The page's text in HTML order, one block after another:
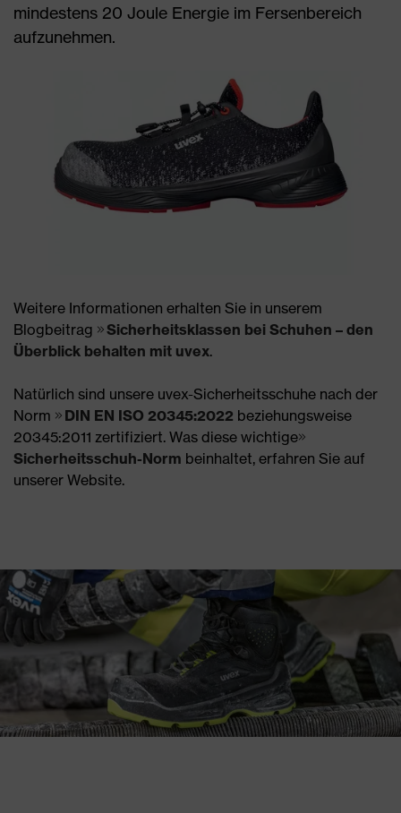
mindestens 20 Joule Energie im Fersenbereich
aufzunehmen.
Weitere Informationen erhalten Sie in unserem
Blogbeitrag
Sicherheitsklassen bei Schuhen – den
Überblick behalten mit uvex.
Natürlich sind unsere uvex-Sicherheitsschuhe nach der
Norm
DIN EN ISO 20345:2022 beziehungsweise
20345:2011 zertifiziert. Was diese wichtige
Sicherheitsschuh-Norm beinhaltet, erfahren Sie auf
unserer Website.